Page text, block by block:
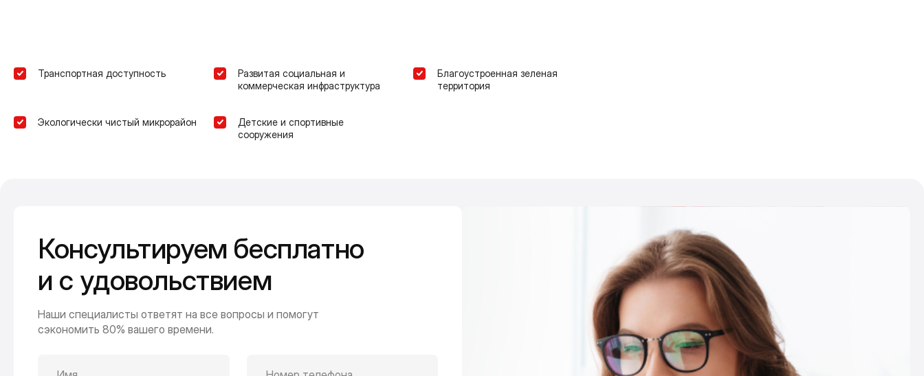
Транспортная доступность
Развитая социальная и
коммерческая инфраструктура
Благоустроенная зеленая
территория
Экологически чистый микрорайон
Детские и спортивные
сооружения
Консультируем бесплатно
и с удовольствием
Наши специалисты ответят на все вопросы и помогут
сэкономить 80% вашего времени.